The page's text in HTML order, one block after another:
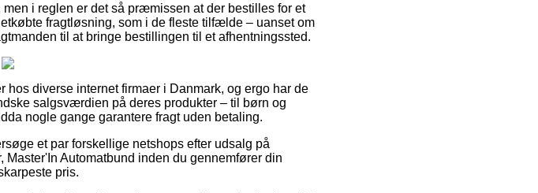
i reglen er det så præmissen at der bestilles for et
fragtløsning, som i de fleste tilfælde – uanset om
til at bringe bestillingen til et afhentningssted.
hos diverse internet firmaer i Danmark, og ergo har de
salgsværdien på deres produkter – til børn og
nogle gange garantere fragt uden betaling.
et par forskellige netshops efter udsalg på
Automatbund inden du gennemfører din
pris.